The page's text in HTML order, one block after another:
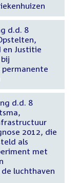
d.d. 8
en Justitie
d.d. 8
2012, die
als
met
luchthaven